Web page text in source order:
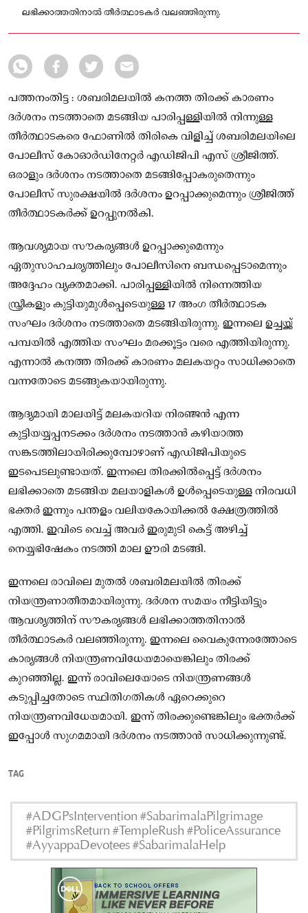
ലഭിക്കാത്തതിനാൽ തീർത്ഥാടകർ വലഞ്ഞിരുന്നു.
പത്തനംതിട്ട : ശബരിമലയിൽ കനത്ത തിരക്ക് കാരണം
ദർശനം നടത്താതെ മടങ്ങിയ പാരിപ്പള്ളിയിൽ നിന്നുള്ള
തീർത്ഥാടകരെ ഫോണിൽ തിരികെ വിളിച്ച് ശബരിമലയിലെ
പോലീസ് കോഓർഡിനേറ്റർ എഡിജിപി എസ് ശ്രീജിത്ത്.
ഒരാളും ദർശനം നടത്താതെ മടങ്ങിപ്പോകരുതെന്നും
പോലീസ് സുരക്ഷയിൽ ദർശനം ഉറപ്പാക്കുമെന്നും ശ്രീജിത്ത്
തീർത്ഥാടകർക്ക് ഉറപ്പുനൽകി.
ആവശ്യമായ സൗകര്യങ്ങൾ ഉറപ്പാക്കുമെന്നും
ഏതുസാഹചര്യത്തിലും പോലീസിനെ ബന്ധപ്പെടാമെന്നും
അദ്ദേഹം വ്യക്തമാക്കി. പാരിപ്പള്ളിയിൽ നിന്നെത്തിയ
സ്ത്രീകളും കുട്ടിയുമുൾപ്പെടെയുള്ള 17 അംഗ തീർത്ഥാടക
സംഘം ദർശനം നടത്താതെ മടങ്ങിയിരുന്നു. ഇന്നലെ ഉച്ചയ്ക്ക്
പമ്പയിൽ എത്തിയ സംഘം മരക്കൂട്ടം വരെ എത്തിയിരുന്നു.
എന്നാൽ കനത്ത തിരക്ക് കാരണം മലകയറ്റം സാധിക്കാതെ
വന്നതോടെ മടങ്ങുകയായിരുന്നു.
ആദ്യമായി മാലയിട്ട് മലകയറിയ നിരഞ്ജൻ എന്ന
കുട്ടിയയ്യപ്പനടക്കം ദർശനം നടത്താൻ കഴിയാത്ത
സങ്കടത്തിലായിരിക്കുമ്പോഴാണ് എഡിജിപിയുടെ
ഇടപെടലുണ്ടായത്. ഇന്നലെ തിരക്കിൽപ്പെട്ട് ദർശനം
ലഭിക്കാതെ മടങ്ങിയ മലയാളികൾ ഉൾപ്പെടെയുള്ള നിരവധി
ഭക്തർ ഇന്നും പന്തളം വലിയകോയിക്കൽ ക്ഷേത്രത്തിൽ
എത്തി. ഇവിടെ വെച്ച് അവർ ഇരുമുടി കെട്ട് അഴിച്ച്
നെയ്യഭിഷേകം നടത്തി മാല ഊരി മടങ്ങി.
ഇന്നലെ രാവിലെ മുതൽ ശബരിമലയിൽ തിരക്ക്
നിയന്ത്രണാതീതമായിരുന്നു. ദർശന സമയം നീട്ടിയിട്ടും
ആവശ്യത്തിന് സൗകര്യങ്ങൾ ലഭിക്കാത്തതിനാൽ
തീർത്ഥാടകർ വലഞ്ഞിരുന്നു. ഇന്നലെ വൈകുന്നേരത്തോടെ
കാര്യങ്ങൾ നിയന്ത്രണവിധേയമായെങ്കിലും തിരക്ക്
കുറഞ്ഞില്ല. ഇന്ന് രാവിലെയോടെ നിയന്ത്രണങ്ങൾ
കടുപ്പിച്ചതോടെ സ്ഥിതിഗതികൾ ഏറെക്കുറെ
നിയന്ത്രണവിധേയമായി. ഇന്ന് തിരക്കുണ്ടെങ്കിലും ഭക്തർക്ക്
ഇപ്പോൾ സുഗമമായി ദർശനം നടത്താൻ സാധിക്കുന്നുണ്ട്.
TAG
#ADGPsIntervention #SabarimalaPilgrimage
#PilgrimsReturn #TempleRush #PoliceAssurance
#AyyappaDevotees #SabarimalaHelp